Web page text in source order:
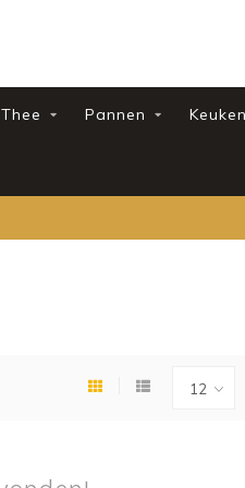
Thee Pannen Keuken